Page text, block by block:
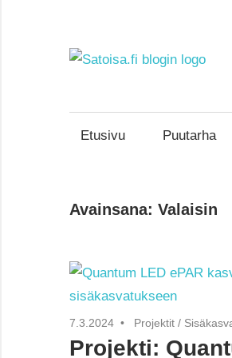
content
Etusivu Puutarha
Avainsana: Valaisin
7.3.2024 Projektit /
Projekti: